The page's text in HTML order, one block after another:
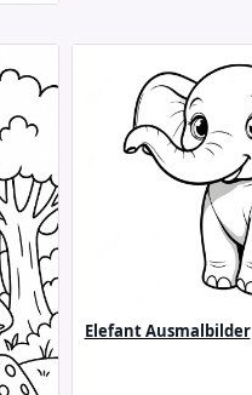
Elefant Ausmalbilder